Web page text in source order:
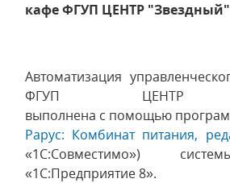
кафе ФГУП ЦЕНТР "Звездный"
Автоматизация
ФГУП ЦЕНТР
выполнена с помощью
Рарус: Комбинат питания,
«1С:Совместимо»)
«1С:Предприятие 8».